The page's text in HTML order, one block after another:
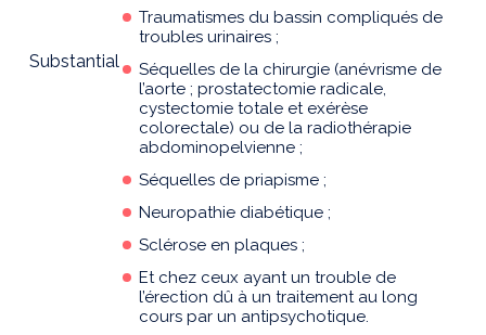
Substantial
Traumatismes du bassin compliqués de
troubles urinaires ;
Séquelles de la chirurgie (anévrisme de
l’aorte ; prostatectomie radicale,
cystectomie totale et exérèse
colorectale) ou de la radiothérapie
abdominopelvienne ;
Séquelles de priapisme ;
Neuropathie diabétique ;
Sclérose en plaques ;
Et chez ceux ayant un trouble de
l’érection dû à un traitement au long
cours par un antipsychotique.